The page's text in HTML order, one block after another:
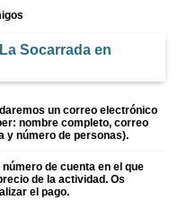
Socarrada en
un correo electrónico
nombre completo, correo
y número de personas).
de cuenta en el que
de la actividad. Os
el pago.